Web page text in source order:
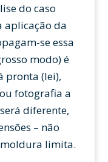
do caso
aplicação da
se essa
modo) é
pronta (lei),
fotografia a
diferente,
– não
limita.